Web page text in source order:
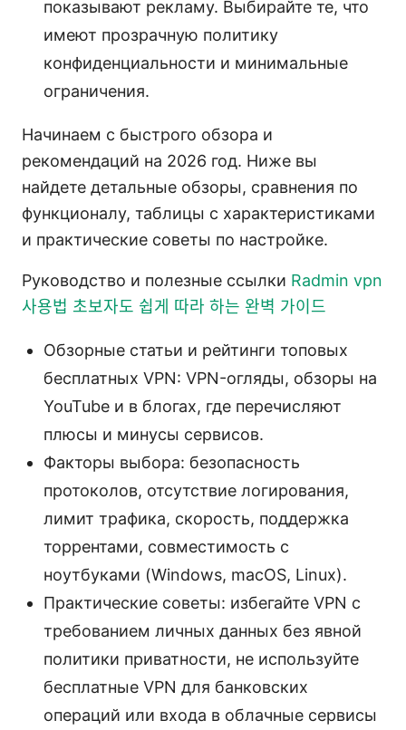
показывают рекламу. Выбирайте те, что
имеют прозрачную политику
конфиденциальности и минимальные
ограничения.
Начинаем с быстрого обзора и
рекомендаций на 2026 год. Ниже вы
найдете детальные обзоры, сравнения по
функционалу, таблицы с характеристиками
и практические советы по настройке.
Руководство и полезные ссылки Radmin vpn
사용법 초보자도 쉽게 따라 하는 완벽 가이드
Обзорные статьи и рейтинги топовых
бесплатных VPN: VPN-огляды, обзоры на
YouTube и в блогах, где перечисляют
плюсы и минусы сервисов.
Факторы выбора: безопасность
протоколов, отсутствие логирования,
лимит трафика, скорость, поддержка
торрентами, совместимость с
ноутбуками (Windows, macOS, Linux).
Практические советы: избегайте VPN с
требованием личных данных без явной
политики приватности, не используйте
бесплатные VPN для банковских
операций или входа в облачные сервисы